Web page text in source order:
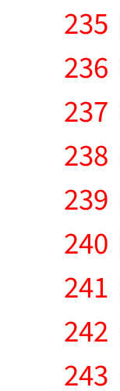
235
236
237
238
239
240
241
242
243